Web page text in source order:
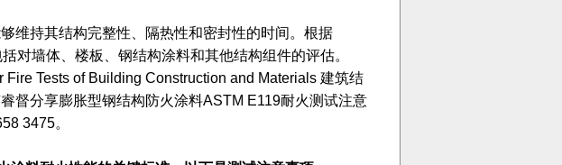
维持其结构完整性、隔热性和密封性的时间。根据
对墙体、楼板、钢结构涂料和其他结构组件的评估。
Fire Tests of Building Construction and Materials 建筑结
督分享膨胀型钢结构防火涂料ASTM E119耐火测试注意
3475。